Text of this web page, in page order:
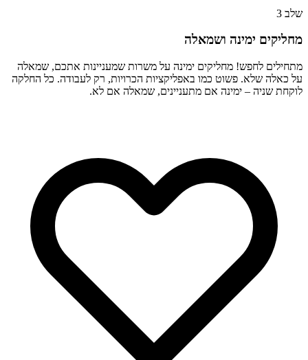
שלב 3
מחליקים ימינה ושמאלה
מתחילים לחפש! מחליקים ימינה על משרות שמעניינות אתכם, שמאלה
על כאלה שלא. פשוט כמו באפליקציות הכרויות, רק לעבודה. כל החלקה
לוקחת שניה – ימינה אם מתעניינים, שמאלה אם לא.